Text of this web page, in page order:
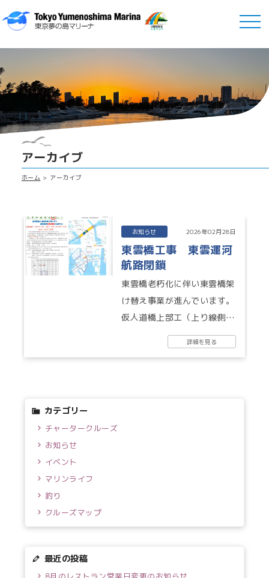
アーカイブ
ホーム アーカイブ
お知らせ 2026年02月28日
東雲橋工事 東雲運河
航路閉鎖
東雲橋老朽化に伴い東雲橋架
け替え事業が進んでいます。
仮人道橋上部工（上り線側）
の架設工事に着工予定です。
運河上で船舶を使用して行い
詳細を見る
カテゴリー
チャータークルーズ
お知らせ
イベント
マリンライフ
釣り
クルーズマップ
最近の投稿